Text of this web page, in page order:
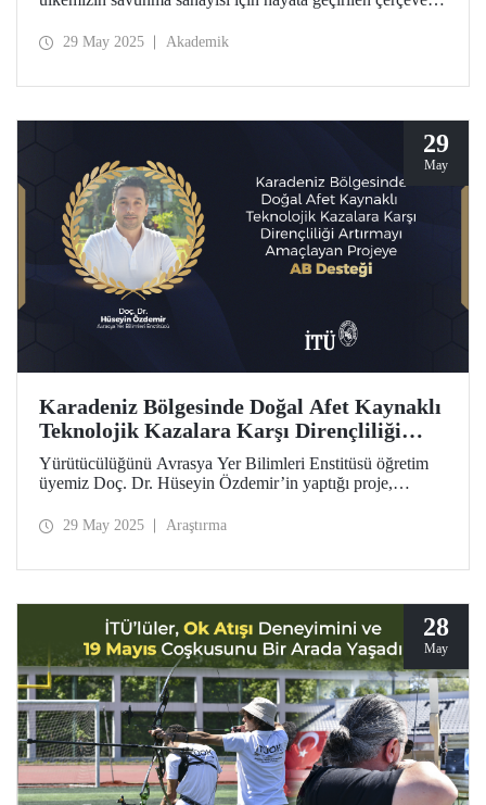
çözümlerine yön verecek.
29 May 2025 Akademik
29
May
Karadeniz Bölgesinde Doğal Afet Kaynaklı
Teknolojik Kazalara Karşı Dirençliliği
Artırmayı Amaçlayan Projeye AB Desteği
Yürütücülüğünü Avrasya Yer Bilimleri Enstitüsü öğretim
üyemiz Doç. Dr. Hüseyin Özdemir’in yaptığı proje,
Programı kapsamında Avrupa Birliği’nden destek almaya
29 May 2025 Araştırma
28
May